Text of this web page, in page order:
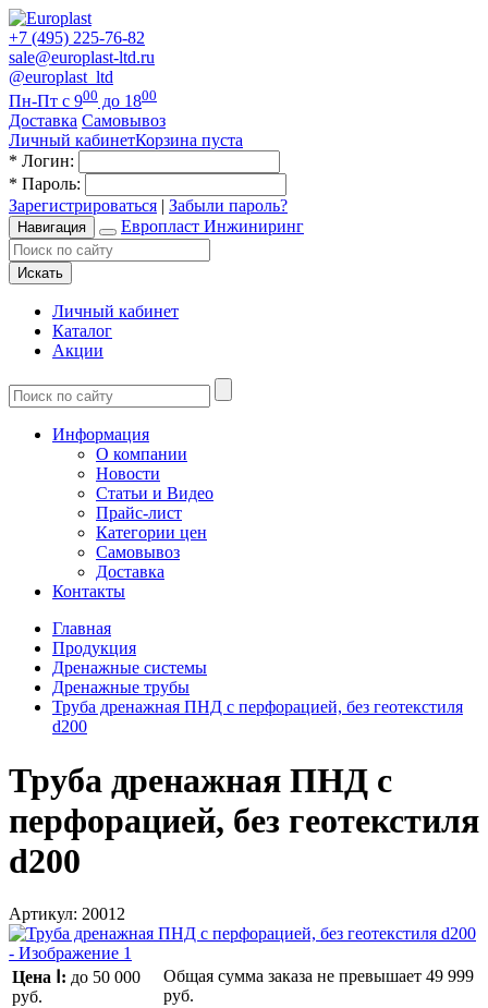
+7 (495) 225-76-82
sale@europlast-ltd.ru
@europlast_ltd
Пн-Пт с 900 до 1800
Доставка Самовывоз
Личный кабинетКорзина пуста
* Логин:
* Пароль:
Зарегистрироваться | Забыли пароль?
Навигация Европласт Инжиниринг
Искать
Личный кабинет
Каталог
Акции
Информация
О компании
Новости
Статьи и Видео
Прайс-лист
Категории цен
Самовывоз
Доставка
Контакты
Главная
Продукция
Дренажные системы
Дренажные трубы
Труба дренажная ПНД с перфорацией, без геотекстиля
d200
Труба дренажная ПНД с
перфорацией, без геотекстиля
d200
Артикул: 20012
Цена Ⅰ: до 50 000
руб.
Общая сумма заказа не превышает 49 999
руб.